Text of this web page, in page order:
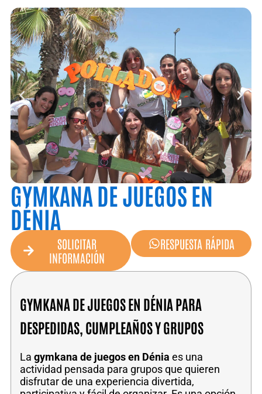
GYMKANA DE JUEGOS EN
DÉNIA
SOLICITAR
INFORMACIÓN
RESPUESTA RÁPIDA
GYMKANA DE JUEGOS EN DÉNIA PARA
DESPEDIDAS, CUMPLEAÑOS Y GRUPOS
La gymkana de juegos en Dénia es una
actividad pensada para grupos que quieren
disfrutar de una experiencia divertida,